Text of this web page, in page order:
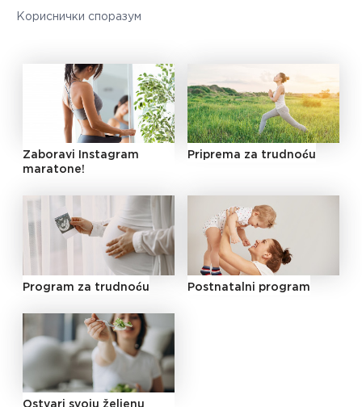
Кориснички споразум
Zaboravi Instagram
maratone!
Priprema za trudnoću
Program za trudnoću Postnatalni program
Ostvari svoju željenu